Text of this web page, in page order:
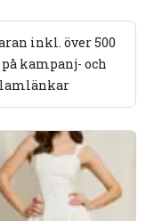
inkl. över 500
kampanj- och